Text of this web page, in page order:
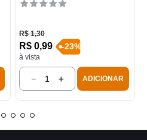
R$ 1,30
R$ 0,99
à vista
-23%
＋
－ ADICIONAR